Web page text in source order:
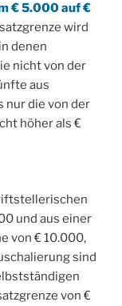
€ 5.000 auf €
wird
denen
nicht von der
aus
nur die von der
höher als €
und aus einer
von € 10.000,
sind
von €